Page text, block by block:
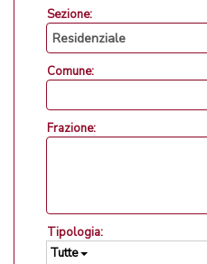
Sezione:
Comune:
Frazione:
Tipologia:
Tutte